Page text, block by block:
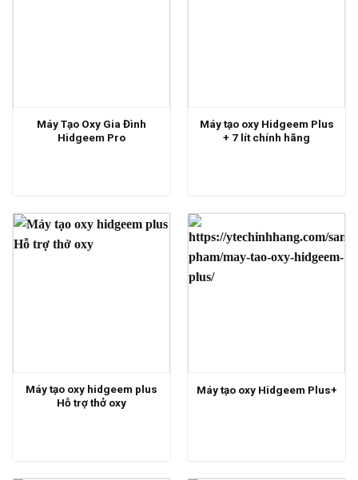
Máy Tạo Oxy Gia Đình
Hidgeem Pro
Máy tạo oxy Hidgeem Plus
+ 7 lít chính hãng
Máy tạo oxy hidgeem plus
Hỗ trợ thở oxy
Máy tạo oxy Hidgeem Plus+